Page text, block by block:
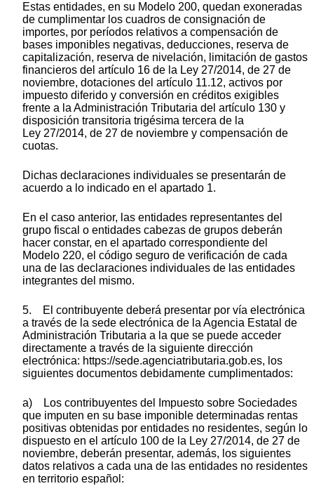
Estas entidades, en su Modelo 200, quedan exoneradas
de cumplimentar los cuadros de consignación de
importes, por períodos relativos a compensación de
bases imponibles negativas, deducciones, reserva de
capitalización, reserva de nivelación, limitación de gastos
financieros del artículo 16 de la Ley 27/2014, de 27 de
noviembre, dotaciones del artículo 11.12, activos por
impuesto diferido y conversión en créditos exigibles
frente a la Administración Tributaria del artículo 130 y
disposición transitoria trigésima tercera de la
Ley 27/2014, de 27 de noviembre y compensación de
cuotas.
Dichas declaraciones individuales se presentarán de
acuerdo a lo indicado en el apartado 1.
En el caso anterior, las entidades representantes del
grupo fiscal o entidades cabezas de grupos deberán
hacer constar, en el apartado correspondiente del
Modelo 220, el código seguro de verificación de cada
una de las declaraciones individuales de las entidades
integrantes del mismo.
5. El contribuyente deberá presentar por vía electrónica
a través de la sede electrónica de la Agencia Estatal de
Administración Tributaria a la que se puede acceder
directamente a través de la siguiente dirección
electrónica: https://sede.agenciatributaria.gob.es, los
siguientes documentos debidamente cumplimentados:
a) Los contribuyentes del Impuesto sobre Sociedades
que imputen en su base imponible determinadas rentas
positivas obtenidas por entidades no residentes, según lo
dispuesto en el artículo 100 de la Ley 27/2014, de 27 de
noviembre, deberán presentar, además, los siguientes
datos relativos a cada una de las entidades no residentes
en territorio español: